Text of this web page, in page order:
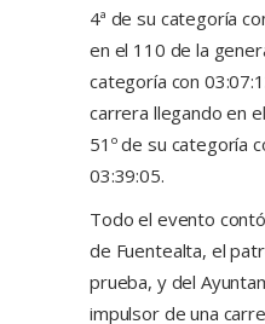
4ª de su categoría
en el 110 de la
categoría con
carrera llegando en
51º de su categoría
03:39:05.
Todo el evento
de Fuentealta, el
prueba, y del
impulsor de una